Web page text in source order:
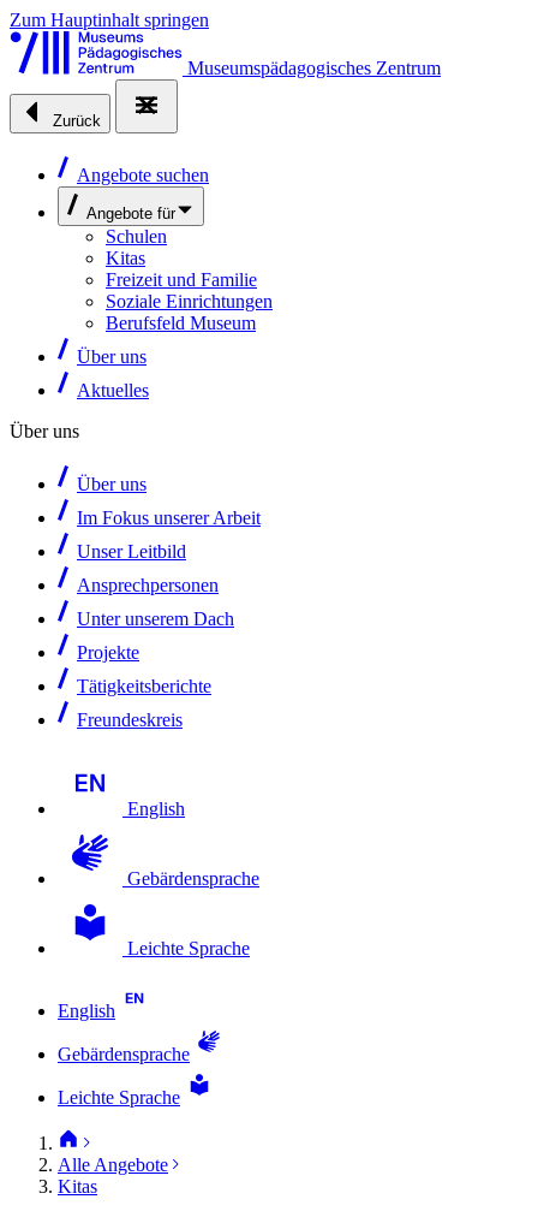
Zum Hauptinhalt springen
Museumspädagogisches Zentrum
Zurück
Angebote suchen
Angebote für
Schulen
Kitas
Freizeit und Familie
Soziale Einrichtungen
Berufsfeld Museum
Über uns
Aktuelles
Über uns
Über uns
Im Fokus unserer Arbeit
Unser Leitbild
Ansprechpersonen
Unter unserem Dach
Projekte
Tätigkeitsberichte
Freundeskreis
English
Gebärdensprache
Leichte Sprache
English
Gebärdensprache
Leichte Sprache
Alle Angebote
Kitas